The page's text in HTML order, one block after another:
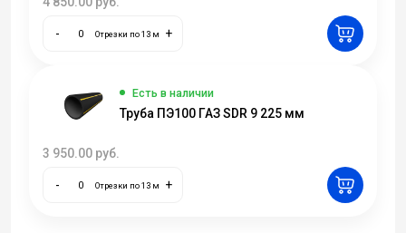
- Отрезки по 13 м +
Есть в наличии
Труба ПЭ100 ГАЗ SDR 9 225 мм
3 950.00 руб.
- Отрезки по 13 м +